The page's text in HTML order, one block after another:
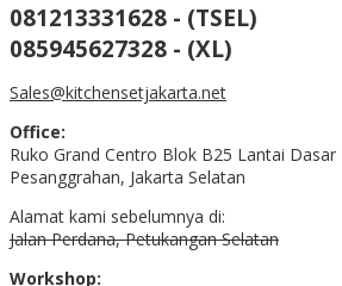
081213331628 - (TSEL)
085945627328 - (XL)
Sales@kitchensetjakarta.net
Office:
Ruko Grand Centro Blok B25 Lantai Dasar
Pesanggrahan, Jakarta Selatan
Alamat kami sebelumnya di:
Jalan Perdana, Petukangan Selatan
Workshop: